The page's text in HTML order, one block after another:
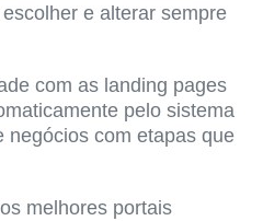
e alterar sempre
com as landing pages
pelo sistema
negócios com etapas que
melhores portais